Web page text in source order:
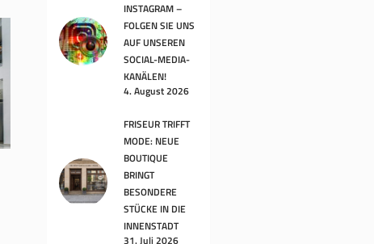
INSTAGRAM –
FOLGEN SIE UNS
AUF UNSEREN
SOCIAL-MEDIA-
KANÄLEN!
4. August 2026
FRISEUR TRIFFT
MODE: NEUE
BOUTIQUE
BRINGT
BESONDERE
STÜCKE IN DIE
INNENSTADT
31. Juli 2026